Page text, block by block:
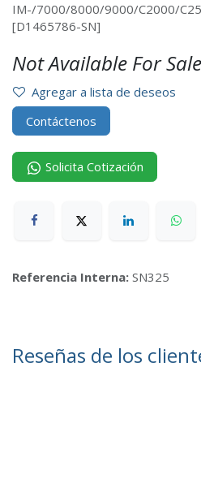
IM-/7000/8000/9000/C2000/
[D1465786-SN]
Not Available For Sale
Agregar a lista de deseos
Contáctenos
Solicita Cotización
Referencia Interna: SN325
Reseñas de los